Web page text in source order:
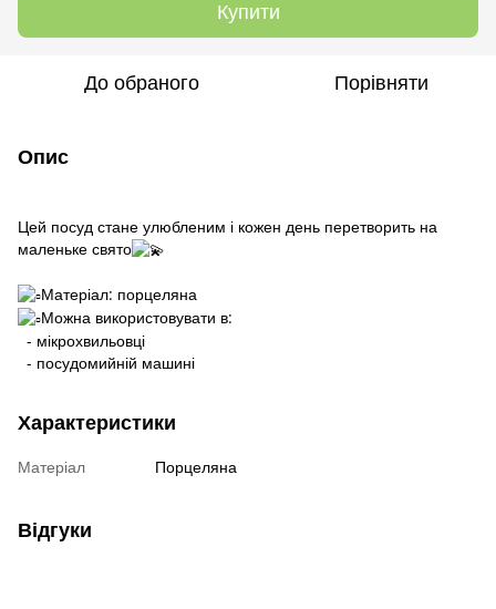
Купити
До обраного Порівняти
Опис
Цей посуд стане улюбленим і кожен день перетворить на
маленьке свято
Матеріал: порцеляна
Можна використовувати в:
- мікрохвильовці
- посудомийній машині
Характеристики
Матеріал Порцеляна
Відгуки